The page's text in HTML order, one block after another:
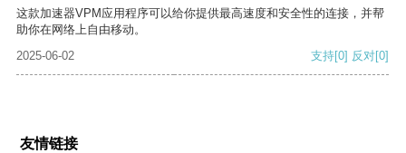
这款加速器VPM应用程序可以给你提供最高速度和安全性的连接，并帮
助你在网络上自由移动。
2025-06-02
支持[0] 反对[0]
友情链接